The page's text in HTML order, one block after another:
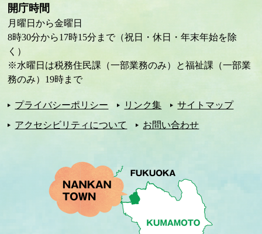
開庁時間
月曜日から金曜日
8時30分から17時15分まで（祝日・休日・年末年始を除
く）
※水曜日は税務住民課（一部業務のみ）と福祉課（一部業
務のみ）19時まで
プライバシーポリシー リンク集
サイトマップ
アクセシビリティについて
お問い合わせ